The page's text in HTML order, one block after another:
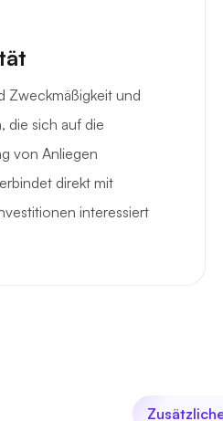
Zweckmäßigkeit und
die sich auf die
von Anliegen
direkt mit
interessiert